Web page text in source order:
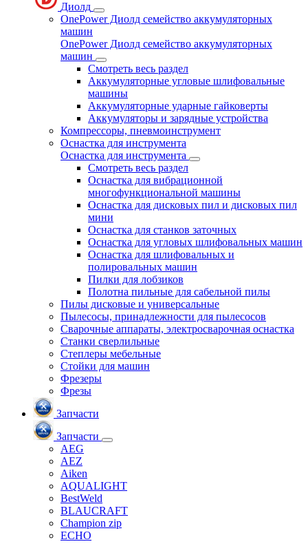
Диолд
OnePower Диолд семейство аккумуляторных
машин
OnePower Диолд семейство аккумуляторных
машин
Смотреть весь раздел
Аккумуляторные угловые шлифовальные
машины
Аккумуляторные ударные гайковерты
Аккумуляторы и зарядные устройства
Компрессоры, пневмоинструмент
Оснастка для инструмента
Оснастка для инструмента
Смотреть весь раздел
Оснастка для вибрационной
многофункциональной машины
Оснастка для дисковых пил и дисковых пил
мини
Оснастка для станков заточных
Оснастка для угловых шлифовальных машин
Оснастка для шлифовальных и
полировальных машин
Пилки для лобзиков
Полотна пильные для сабельной пилы
Пилы дисковые и универсальные
Пылесосы, принадлежности для пылесосов
Сварочные аппараты, электросварочная оснастка
Станки сверлильные
Степлеры мебельные
Стойки для машин
Фрезеры
Фрезы
Запчасти
Запчасти
AEG
AEZ
Aiken
AQUALIGHT
BestWeld
BLAUCRAFT
Champion zip
ECHO